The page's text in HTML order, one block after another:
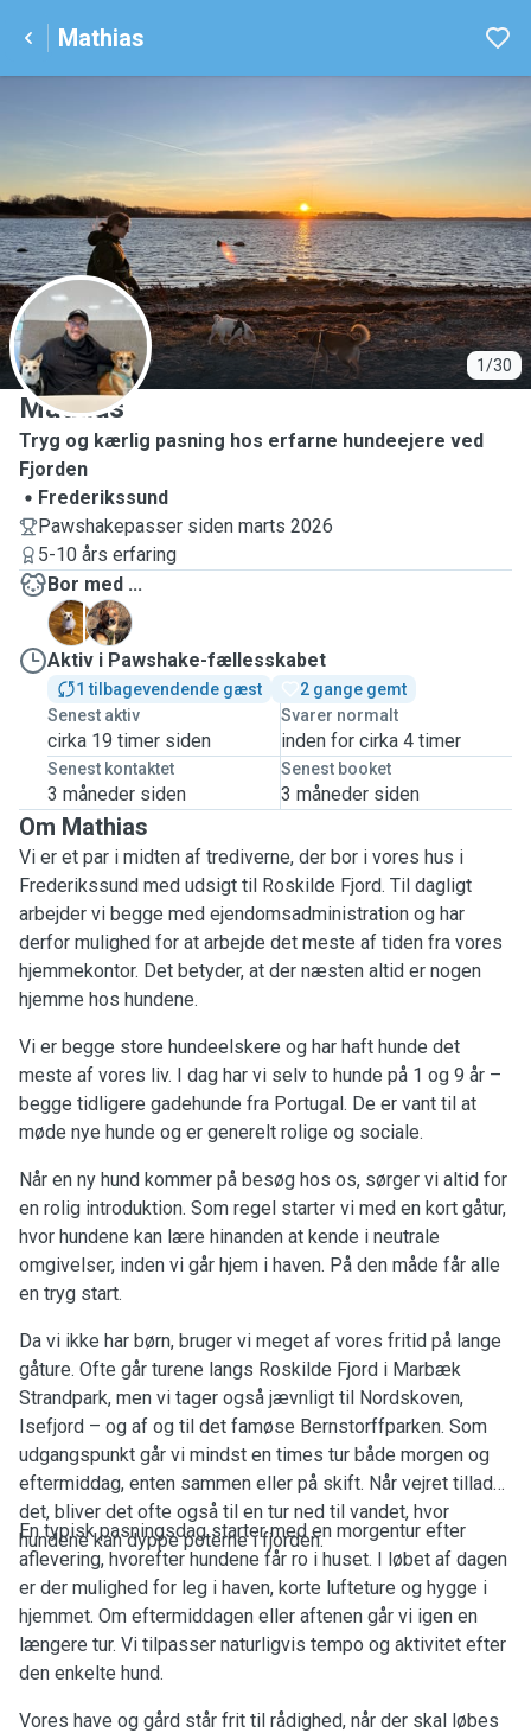
Mathias
1/30
M
Mathias
Tryg og kærlig pasning hos erfarne hundeejere ved
Fjorden
Frederikssund
Pawshakepasser siden marts 2026
5-10 års erfaring
Bor med ...
M
M
Aktiv i Pawshake-fællesskabet
1 tilbagevendende gæst
2 gange gemt
Senest aktiv
cirka 19 timer siden
Svarer normalt
inden for cirka 4 timer
Senest kontaktet
3 måneder siden
Senest booket
3 måneder siden
Om Mathias
Vi er et par i midten af trediverne, der bor i vores hus i
Frederikssund med udsigt til Roskilde Fjord. Til dagligt
arbejder vi begge med ejendomsadministration og har
derfor mulighed for at arbejde det meste af tiden fra vores
hjemmekontor. Det betyder, at der næsten altid er nogen
hjemme hos hundene.
Vi er begge store hundeelskere og har haft hunde det
meste af vores liv. I dag har vi selv to hunde på 1 og 9 år –
begge tidligere gadehunde fra Portugal. De er vant til at
møde nye hunde og er generelt rolige og sociale.
Når en ny hund kommer på besøg hos os, sørger vi altid for
en rolig introduktion. Som regel starter vi med en kort gåtur,
hvor hundene kan lære hinanden at kende i neutrale
omgivelser, inden vi går hjem i haven. På den måde får alle
en tryg start.
Da vi ikke har børn, bruger vi meget af vores fritid på lange
gåture. Ofte går turene langs Roskilde Fjord i Marbæk
Strandpark, men vi tager også jævnligt til Nordskoven,
Isefjord – og af og til det famøse Bernstorffparken. Som
udgangspunkt går vi mindst en times tur både morgen og
eftermiddag, enten sammen eller på skift. Når vejret tillader
det, bliver det ofte også til en tur ned til vandet, hvor
hundene kan dyppe poterne i fjorden.
En typisk pasningsdag starter med en morgentur efter
aflevering, hvorefter hundene får ro i huset. I løbet af dagen
er der mulighed for leg i haven, korte lufteture og hygge i
hjemmet. Om eftermiddagen eller aftenen går vi igen en
længere tur. Vi tilpasser naturligvis tempo og aktivitet efter
den enkelte hund.
Vores have og gård står frit til rådighed, når der skal løbes